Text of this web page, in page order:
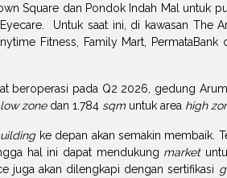
Square dan Pondok Indah Mal untuk
Untuk saat ini, di kawasan The
Fitness, Family Mart,
beroperasi pada Q2 2026, gedung
low zonedan 1.784 sqmuntuk area high
ke depan akan semakin membaik.
hal ini dapat mendukung market
juga akan dilengkapi dengan sertifikasi